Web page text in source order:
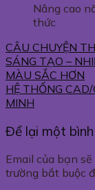
Nâng cao
thức
CÂU CHUYỆN
SÁNG TẠO –
MÀU SẮC HƠN
HỆ THỐNG
MINH
Để lại một
Email của bạn
trường bắt buộc